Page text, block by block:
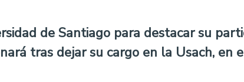
de Santiago para destacar su
tras dejar su cargo en la Usach, en